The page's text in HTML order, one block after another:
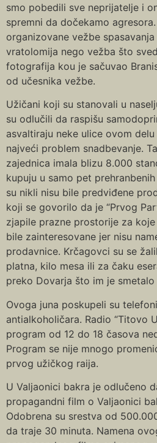
smo pobedili sve neprijatelje i
spremni da dočekamo
organizovane vežbe
vratolomija nego vežba što
fotografija kou je sačuvao
od učesnika vežbe.
Užičani koji su stanovali u
su odlučili da raspišu
asvaltiraju neke ulice ovom
najveći problem snadbevanje.
zajednica imala blizu 8.000
kupuju u samo pet
su nikli nisu bile predviđene
koji se govorilo da je “Prvog
zjapile prazne prostorije za
bile zainteresovane jer nisu
prodavnice. Krčagovci su se
platna, kilo mesa ili za čaku
preko Dovarja što im je
Ovoga juna poskupeli su
antialkoholičara. Radio “Titovo
program od 12 do 18 časova
Program se nije mnogo
prvog užičkog raija.
U Valjaonici bakra je odlučeno
propagandni film o Valjaonici
Odobrena su srestva od
da traje 30 minuta. Namena